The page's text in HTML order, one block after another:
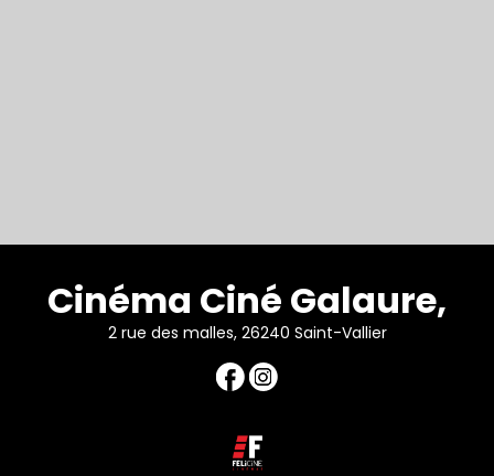
Cinéma Ciné Galaure,
2 rue des malles, 26240 Saint-Vallier